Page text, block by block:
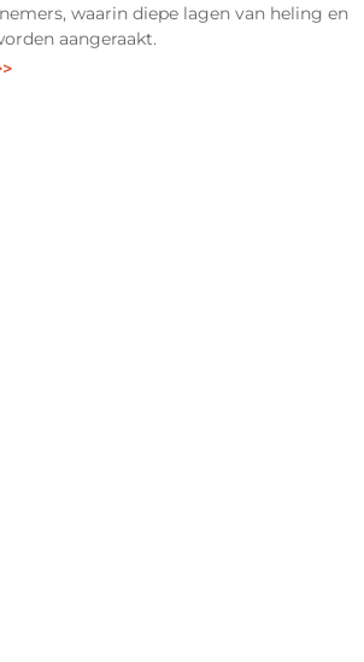
waarin diepe lagen van heling en
aangeraakt.